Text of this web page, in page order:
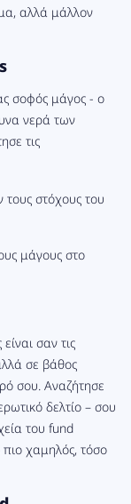
αλλά μάλλον
σοφός μάγος - ο
νερά των
τις
στόχους του
μάγους στο
σαν τις
σε βάθος
σου. Αναζήτησε
δελτίο – σου
του fund
πιο χαμηλός, τόσο